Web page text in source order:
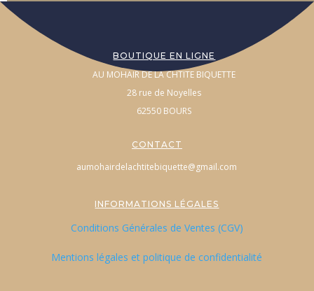
BOUTIQUE EN LIGNE
AU MOHAIR DE LA CHTITE BIQUETTE
28 rue de Noyelles
62550 BOURS
CONTACT
aumohairdelachtitebiquette@gmail.com
INFORMATIONS LÉGALES
Conditions Générales de Ventes (CGV)
Mentions légales et politique de confidentialité